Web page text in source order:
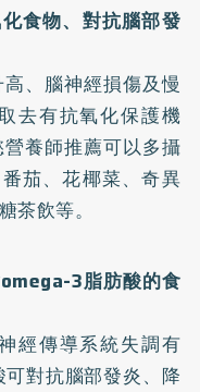
食物、對抗腦部發
、腦神經損傷及慢
去有抗氧化保護機
養師推薦可以多攝
茄、花椰菜、奇異
茶飲等。
3脂肪酸的食
經傳導系統失調有
對抗腦部發炎、降